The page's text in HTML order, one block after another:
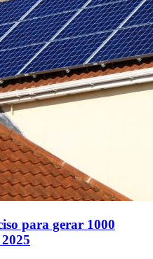
para gerar 1000